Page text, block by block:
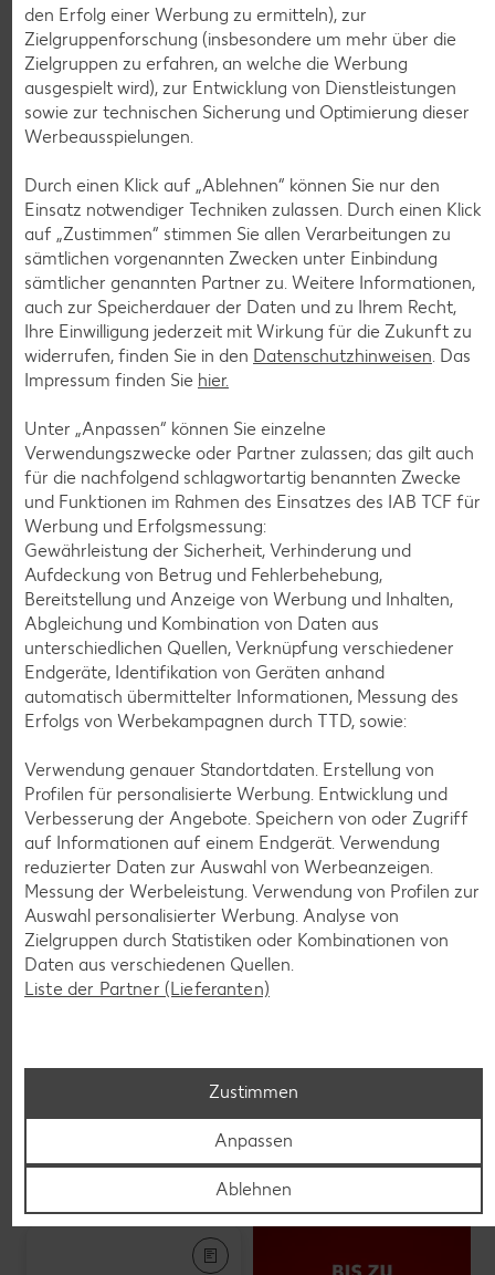
ROYAL ORANGE
Maasdam
je 100 g
0.69
1.59
Weitere Angebote anzeigen
Tiefkühlkost
Gültig vom 06.08. bis 12.08.
.
je 6 - 12 St. = 398 - 560-ml-Packg.
(1 l = 5.34 - 7.52)
2.99
Maxx XXL
je 8 St. = 800-ml-Großpackg.
(1 l = 3.74)
nur
2.99
K-PLANT BASED
2.79
Weitere Angebote anzeigen
Feinkost, Konserven
Gültig vom 06.08. bis 12.08.
den Erfolg einer Werbung zu ermitteln), zur
Zielgruppenforschung (insbesondere um mehr über die
Zielgruppen zu erfahren, an welche die Werbung
ausgespielt wird), zur Entwicklung von Dienstleistungen
sowie zur technischen Sicherung und Optimierung dieser
Werbeausspielungen.
Durch einen Klick auf „Ablehnen“ können Sie nur den
Einsatz notwendiger Techniken zulassen. Durch einen Klick
auf „Zustimmen“ stimmen Sie allen Verarbeitungen zu
sämtlichen vorgenannten Zwecken unter Einbindung
sämtlicher genannten Partner zu. Weitere Informationen,
auch zur Speicherdauer der Daten und zu Ihrem Recht,
Ihre Einwilligung jederzeit mit Wirkung für die Zukunft zu
widerrufen, finden Sie in den Datenschutzhinweisen. Das
Impressum finden Sie hier.
Unter „Anpassen“ können Sie einzelne
Verwendungszwecke oder Partner zulassen; das gilt auch
für die nachfolgend schlagwortartig benannten Zwecke
und Funktionen im Rahmen des Einsatzes des IAB TCF für
Werbung und Erfolgsmessung:
Gewährleistung der Sicherheit, Verhinderung und
Aufdeckung von Betrug und Fehlerbehebung,
Bereitstellung und Anzeige von Werbung und Inhalten,
Abgleichung und Kombination von Daten aus
unterschiedlichen Quellen, Verknüpfung verschiedener
Endgeräte, Identifikation von Geräten anhand
automatisch übermittelter Informationen, Messung des
Erfolgs von Werbekampagnen durch TTD, sowie:
Verwendung genauer Standortdaten. Erstellung von
Profilen für personalisierte Werbung. Entwicklung und
Verbesserung der Angebote. Speichern von oder Zugriff
auf Informationen auf einem Endgerät. Verwendung
reduzierter Daten zur Auswahl von Werbeanzeigen.
Messung der Werbeleistung. Verwendung von Profilen zur
Auswahl personalisierter Werbung. Analyse von
Zielgruppen durch Statistiken oder Kombinationen von
Daten aus verschiedenen Quellen.
Liste der Partner (Lieferanten)
Zustimmen
Anpassen
Ablehnen